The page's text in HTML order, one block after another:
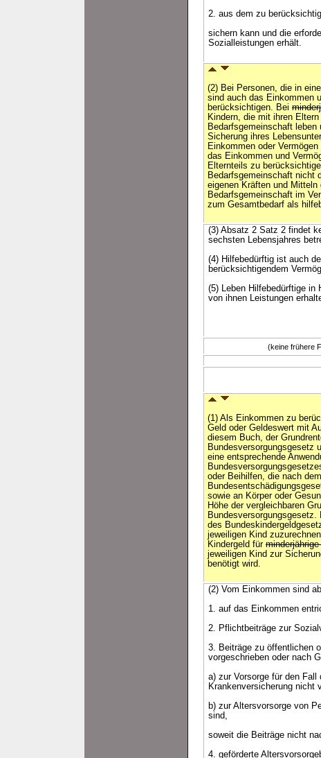
2. aus dem zu
sichern kann und die
Sozialleistungen erhält.
(2) Bei Personen, die in
sind auch das Einkommen
berücksichtigen. Bei
Kindern, die mit ihren
Bedarfsgemeinschaft
Sicherung ihres
Einkommen oder
das Einkommen und
Elternteils zu
Bedarfsgemeinschaft nicht
eigenen Kräften und
Bedarfsgemeinschaft im
zum Gesamtbedarf als
(3) Absatz 2 Satz 2 findet
sechsten Lebensjahres
(4) Hilfebedürftig ist auch
berücksichtigendem
(5) Leben Hilfebedürftige in
von ihnen Leistungen
(keine frühere
(1) Als Einkommen zu
Geld oder Geldeswert mit
diesem Buch, der
Bundesversorgungsgesetz
eine entsprechende
oder Beihilfen, die nach dem
sowie an Körper oder
Höhe der vergleichbaren
des
jeweiligen Kind
Kindergeld für minderjährige
jeweiligen Kind zur
benötigt wird.
(2) Vom Einkommen sind
1. auf das Einkommen
2. Pflichtbeiträge zur
3. Beiträge zu öffentlichen
vorgeschrieben oder nach
a) zur Vorsorge für den
Krankenversicherung nicht
b) zur Altersvorsorge von
sind,
soweit die Beiträge nicht
4. geförderte